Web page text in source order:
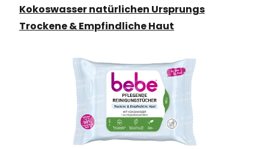
Kokoswasser natürlichen Ursprungs
Trockene & Empfindliche Haut